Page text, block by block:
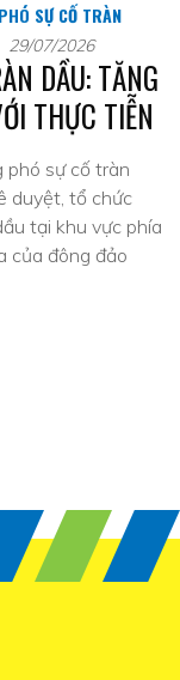
SỰ CỐ TRÀN
29/07/2026
DẦU: TĂNG
THỰC TIỄN
phó sự cố tràn
duyệt, tổ chức
tại khu vực phía
của đông đảo